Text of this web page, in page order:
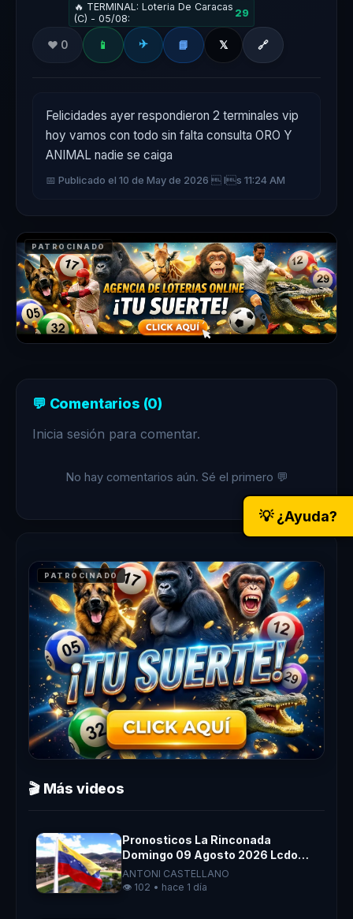
🔥 TERMINAL: Loteria De Caracas
(C) - 05/08:
29
❤️ 0 📱 ✈️ 📘 𝕏 🔗
Felicidades ayer respondieron 2 terminales vip
hoy vamos con todo sin falta consulta ORO Y
ANIMAL nadie se caiga
📅 Publicado el 10 de May de 2026  ls 11:24 AM
PATROCINADO
💬 Comentarios (0)
Inicia sesión para comentar.
No hay comentarios aún. Sé el primero 💬
PATROCINADO
🎬 Más videos
Pronosticos La Rinconada
Domingo 09 Agosto 2026 Lcdo
Antoni Castellano
ANTONI CASTELLANO
👁️ 102 • hace 1 día
💡 ¿Ayuda?